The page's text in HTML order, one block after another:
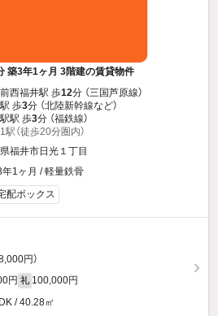
築3年1ヶ月 3階建の賃貸物件
西福井駅 歩12分 （三国芦原線）
歩3分 （北陸新幹線など）
駅 歩3分 （福鉄線）
駅（徒歩20分圏内）
福井市日光１丁目
年1ヶ月 / 軽量鉄骨
配ボックス
円）
円 礼 100,000円
/ 40.28㎡